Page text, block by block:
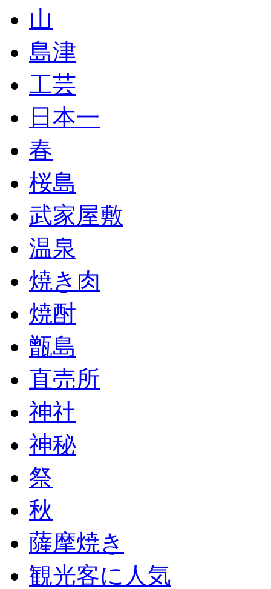
山
島津
工芸
日本一
春
桜島
武家屋敷
温泉
焼き肉
焼酎
甑島
直売所
神社
神秘
祭
秋
薩摩焼き
観光客に人気